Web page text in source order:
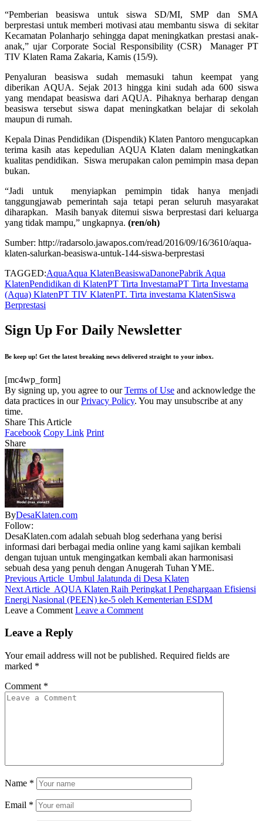
“Pemberian beasiswa untuk siswa SD/MI, SMP dan SMA
berprestasi untuk memberi motivasi atau membantu siswa di sekitar
Kecamatan Polanharjo sehingga dapat meningkatkan prestasi anak-
anak,” ujar Corporate Social Responsibility (CSR) Manager PT
TIV Klaten Rama Zakaria, Kamis (15/9).
Penyaluran beasiswa sudah memasuki tahun keempat yang
diberikan AQUA. Sejak 2013 hingga kini sudah ada 600 siswa
yang mendapat beasiswa dari AQUA. Pihaknya berharap dengan
beasiswa tersebut siswa dapat meningkatkan belajar di sekolah
maupun di rumah.
Kepala Dinas Pendidikan (Dispendik) Klaten Pantoro mengucapkan
terima kasih atas kepedulian AQUA Klaten dalam meningkatkan
kualitas pendidikan. Siswa merupakan calon pemimpin masa depan
bukan.
“Jadi untuk menyiapkan pemimpin tidak hanya menjadi
tanggungjawab pemerintah saja tetapi peran seluruh masyarakat
diharapkan. Masih banyak ditemui siswa berprestasi dari keluarga
yang tidak mampu,” ungkapnya. (ren/oh)
Sumber: http://radarsolo.jawapos.com/read/2016/09/16/3610/aqua-
klaten-salurkan-beasiswa-untuk-144-siswa-berprestasi
TAGGED:AquaAqua KlatenBeasiswaDanonePabrik Aqua
KlatenPendidikan di KlatenPT Tirta InvestamaPT Tirta Investama
(Aqua) KlatenPT TIV KlatenPT. Tirta investama KlatenSiswa
Berprestasi
Sign Up For Daily Newsletter
Be keep up! Get the latest breaking news delivered straight to your inbox.
[mc4wp_form]
By signing up, you agree to ourTerms of Use and acknowledge the
data practices in ourPrivacy Policy. You may unsubscribe at any
time.
Share This Article
Facebook Copy Link Print
Share
ByDesaKlaten.com
Follow:
DesaKlaten.com adalah sebuah blog sederhana yang berisi
informasi dari berbagai media online yang kami sajikan kembali
dengan tujuan untuk mengingatkan kembali akan harmonisasi
sebuah desa yang penuh dengan Anugerah Tuhan YME.
Previous Article Umbul Jalatunda di Desa Klaten
Next Article AQUA Klaten Raih Peringkat I Penghargaan Efisiensi
Energi Nasional (PEEN) ke-5 oleh Kementerian ESDM
Leave a Comment Leave a Comment
Leave a Reply
Your email address will not be published. Required fields are
marked *
Comment *
Name *
Email *